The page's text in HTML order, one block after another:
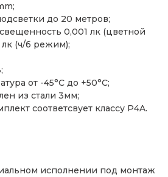
до 20 метров;
0,001 лк (цветной
(ч/б режим);
от -45°С до +50°С;
из стали 3мм;
соответсвует классу P4A.
исполнении под монтаж